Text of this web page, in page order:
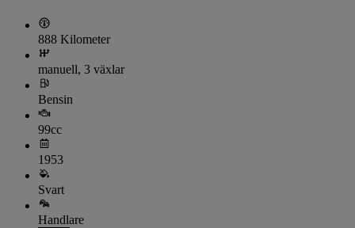
888 Kilometer
manuell, 3 växlar
Bensin
99cc
1953
Svart
Handlare